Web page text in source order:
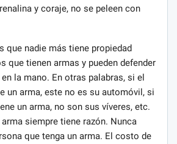
y coraje, no se peleen con
que nadie más tiene propiedad
que tienen armas y pueden defender
la mano. En otras palabras, si el
un arma, este no es su automóvil, si
un arma, no son sus víveres, etc.
siempre tiene razón. Nunca
que tenga un arma. El costo de